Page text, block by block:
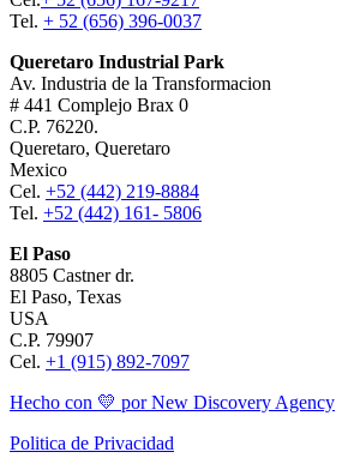
Tel. + 52 (656) 396-0037
Queretaro Industrial Park
Av. Industria de la Transformacion
# 441 Complejo Brax 0
C.P. 76220.
Queretaro, Queretaro
Mexico
Cel. +52 (442) 219-8884
Tel. +52 (442) 161- 5806
El Paso
8805 Castner dr.
El Paso, Texas
USA
C.P. 79907
Cel. +1 (915) 892-7097
Hecho con 💛 por New Discovery Agency
Politica de Privacidad